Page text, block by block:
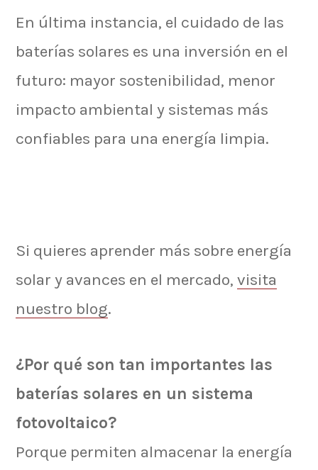
En última instancia, el cuidado de las
baterías solares es una inversión en el
futuro: mayor sostenibilidad, menor
impacto ambiental y sistemas más
confiables para una energía limpia.
Si quieres aprender más sobre energía
solar y avances en el mercado, visita
nuestro blog.
¿Por qué son tan importantes las
baterías solares en un sistema
fotovoltaico?
Porque permiten almacenar la energía